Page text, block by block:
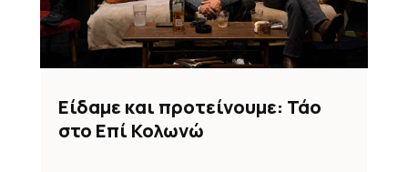
Είδαμε και προτείνουμε: Τάο
στο Επί Κολωνώ